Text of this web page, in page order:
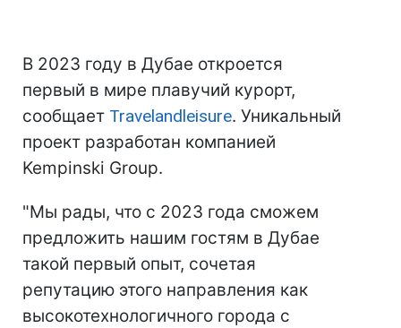
В 2023 году в Дубае откроется
первый в мире плавучий курорт,
сообщает Travelandleisure. Уникальный
проект разработан компанией
Kempinski Group.
"Мы рады, что с 2023 года сможем
предложить нашим гостям в Дубае
такой первый опыт, сочетая
репутацию этого направления как
высокотехнологичного города с